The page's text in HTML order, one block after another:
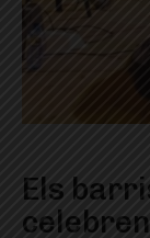
Els